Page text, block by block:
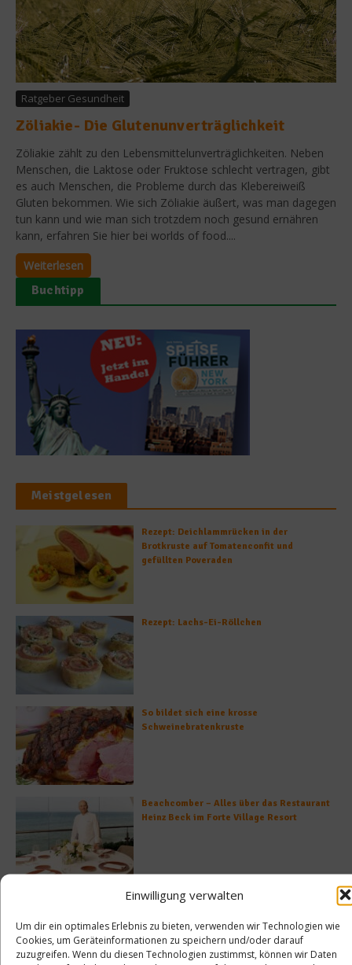
Einwilligung verwalten
Um dir ein optimales Erlebnis zu bieten, verwenden wir Technologien wie
Cookies, um Geräteinformationen zu speichern und/oder darauf
zuzugreifen. Wenn du diesen Technologien zustimmst, können wir Daten
Ratgeber Gesundheit
Zöliakie- Die Glutenunverträglichkeit
Zöliakie zählt zu den Lebensmittelunverträglichkeiten. Neben
Menschen, die Laktose oder Fruktose schlecht vertragen, gibt
es auch Menschen, die Probleme durch das Klebereiweiß
Gluten bekommen. Wie sich Zöliakie äußert, was man dagegen
tun kann und wie man sich trotzdem noch gesund ernähren
kann, erfahren Sie hier bei worlds of food....
Weiterlesen
Buchtipp
Meistgelesen
Rezept: Deichlammrücken in der
Brotkruste auf Tomatenconfit und
gefüllten Poveraden
Rezept: Lachs-Ei-Röllchen
So bildet sich eine krosse
Schweinebratenkruste
Beachcomber – Alles über das Restaurant
Heinz Beck im Forte Village Resort
Was ist der Unterschied zwischen Limonen